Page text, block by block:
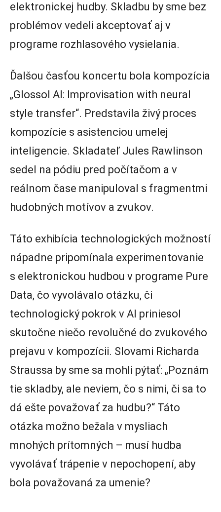
elektronickej hudby. Skladbu by sme bez
problémov vedeli akceptovať aj v
programe rozhlasového vysielania.
Ďalšou časťou koncertu bola kompozícia
„Glossol AI: Improvisation with neural
style transfer“. Predstavila živý proces
kompozície s asistenciou umelej
inteligencie. Skladateľ Jules Rawlinson
sedel na pódiu pred počítačom a v
reálnom čase manipuloval s fragmentmi
hudobných motívov a zvukov.
Táto exhibícia technologických možností
nápadne pripomínala experimentovanie
s elektronickou hudbou v programe Pure
Data, čo vyvolávalo otázku, či
technologický pokrok v AI priniesol
skutočne niečo revolučné do zvukového
prejavu v kompozícii. Slovami Richarda
Straussa by sme sa mohli pýtať: „Poznám
tie skladby, ale neviem, čo s nimi, či sa to
dá ešte považovať za hudbu?“ Táto
otázka možno bežala v mysliach
mnohých prítomných – musí hudba
vyvolávať trápenie v nepochopení, aby
bola považovaná za umenie?